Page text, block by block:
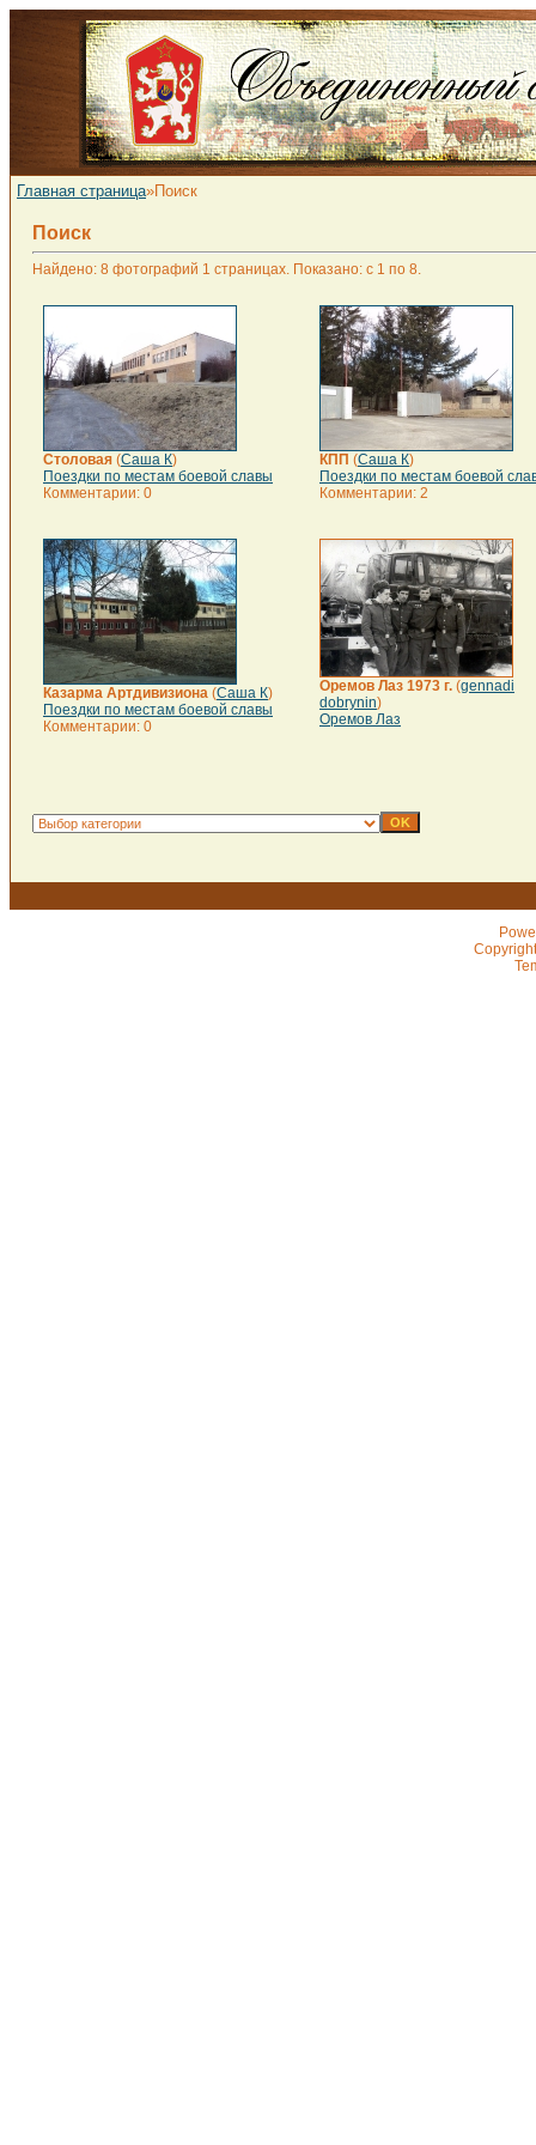
Главная страница»Поиск
Поиск
Найдено: 8 фотографий 1 страницах. Показано: с 1 по 8.
Столовая (Саша К)
Поездки по местам боевой славы
Комментарии: 0
КПП (Саша К)
Поездки по местам боевой
Комментарии: 2
Казарма Артдивизиона (Саша К)
Поездки по местам боевой славы
Комментарии: 0
Оремов Лаз 1973 г. (gennadi
dobrynin)
Оремов Лаз